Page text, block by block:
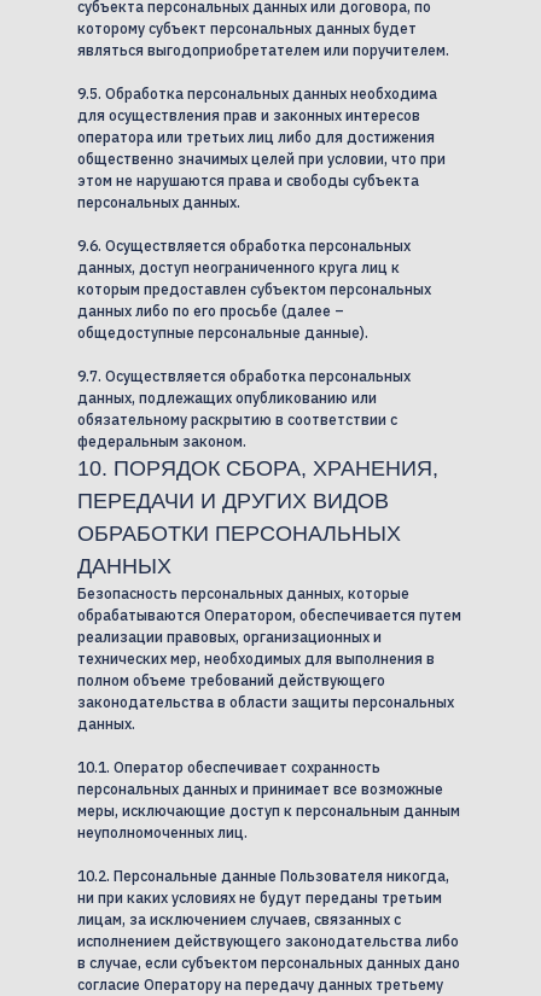
субъекта персональных данных или договора, по
которому субъект персональных данных будет
являться выгодоприобретателем или поручителем.
9.5. Обработка персональных данных необходима
для осуществления прав и законных интересов
оператора или третьих лиц либо для достижения
общественно значимых целей при условии, что при
этом не нарушаются права и свободы субъекта
персональных данных.
9.6. Осуществляется обработка персональных
данных, доступ неограниченного круга лиц к
которым предоставлен субъектом персональных
данных либо по его просьбе (далее –
общедоступные персональные данные).
9.7. Осуществляется обработка персональных
данных, подлежащих опубликованию или
обязательному раскрытию в соответствии с
федеральным законом.
10. ПОРЯДОК СБОРА, ХРАНЕНИЯ,
ПЕРЕДАЧИ И ДРУГИХ ВИДОВ
ОБРАБОТКИ ПЕРСОНАЛЬНЫХ
ДАННЫХ
Безопасность персональных данных, которые
обрабатываются Оператором, обеспечивается путем
реализации правовых, организационных и
технических мер, необходимых для выполнения в
полном объеме требований действующего
законодательства в области защиты персональных
данных.
10.1. Оператор обеспечивает сохранность
персональных данных и принимает все возможные
меры, исключающие доступ к персональным данным
неуполномоченных лиц.
10.2. Персональные данные Пользователя никогда,
ни при каких условиях не будут переданы третьим
лицам, за исключением случаев, связанных с
исполнением действующего законодательства либо
в случае, если субъектом персональных данных дано
согласие Оператору на передачу данных третьему